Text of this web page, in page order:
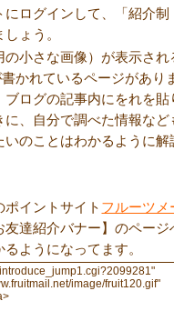
ログインして、「紹介制
ょう。
小さな画像）が表示され
かれているページがあり
ログの記事内にをれを貼
、自分で調べた情報など
のことはわかるように解
イントサイト フルーツメ
達紹介バナー】のページ
ようになってます。